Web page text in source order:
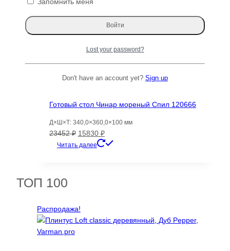
Д×Ш×Т: 2480×220-220×35 мм
Первоначальная
составляла
7785 ₽.
Текущая
6228 ₽.
Распродажа!
Готовый стол Чинар мореный Спил 120666
Д×Ш×Т: 340,0×360,0×100 мм
23452₽ Первоначальная
цена
15830 ₽Текущая
цена:
Читать далее
ТОП 100
Распродажа!
Lost your password?
Don't have an account yet? Sign up